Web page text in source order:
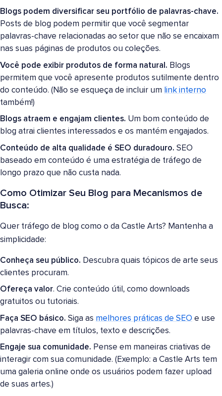
Blogs podem diversificar seu portfólio de palavras-chave.
Posts de blog podem permitir que você segmentar
palavras-chave relacionadas ao setor que não se encaixam
nas suas páginas de produtos ou coleções.
Você pode exibir produtos de forma natural. Blogs
permitem que você apresente produtos sutilmente dentro
do conteúdo. (Não se esqueça de incluir um link interno
também!)
Blogs atraem e engajam clientes. Um bom conteúdo de
blog atrai clientes interessados e os mantém engajados.
Conteúdo de alta qualidade é SEO duradouro. SEO
baseado em conteúdo é uma estratégia de tráfego de
longo prazo que não custa nada.
Como Otimizar Seu Blog para Mecanismos de
Busca:
Quer tráfego de blog como o da Castle Arts? Mantenha a
simplicidade:
Conheça seu público. Descubra quais tópicos de arte seus
clientes procuram.
Ofereça valor. Crie conteúdo útil, como downloads
gratuitos ou tutoriais.
Faça SEO básico. Siga as melhores práticas de SEO e use
palavras-chave em títulos, texto e descrições.
Engaje sua comunidade. Pense em maneiras criativas de
interagir com sua comunidade. (Exemplo: a Castle Arts tem
uma galeria online onde os usuários podem fazer upload
de suas artes.)